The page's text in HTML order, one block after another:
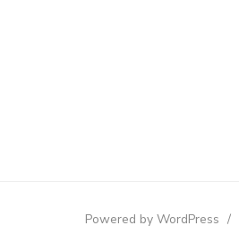
Powered by WordPress /